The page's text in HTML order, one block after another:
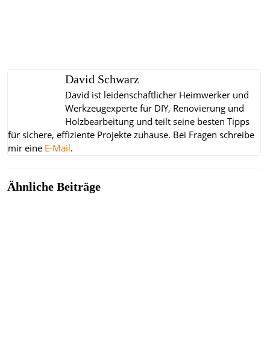
David Schwarz
David ist leidenschaftlicher Heimwerker und
Werkzeugexperte für DIY, Renovierung und
Holzbearbeitung und teilt seine besten Tipps
für sichere, effiziente Projekte zuhause. Bei Fragen schreibe
mir eine E-Mail.
Ähnliche Beiträge